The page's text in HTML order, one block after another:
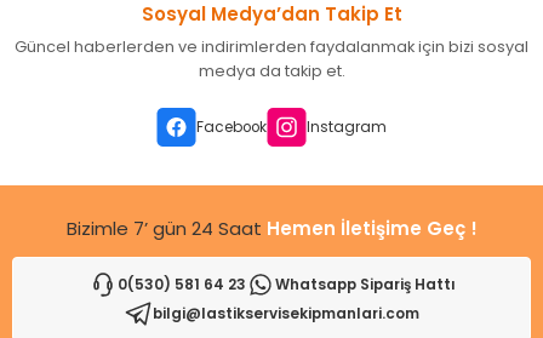
Ürün resmi kalitesiz, bozuk veya görüntülenemiyor.
Ürün açıklamasında eksik bilgiler bulunuyor.
Ürün fiyatı diğer sitelerden daha pahalı.
Gönder
Sosyal Medya’dan Takip Et
Güncel haberlerden ve indirimlerden faydalanmak için bizi sosyal
medya da takip et.
Facebook Instagram
Bizimle 7’ gün 24 Saat Hemen İletişime Geç !
0(530) 581 64 23
Whatsapp Sipariş Hattı
bilgi@lastikservisekipmanlari.com